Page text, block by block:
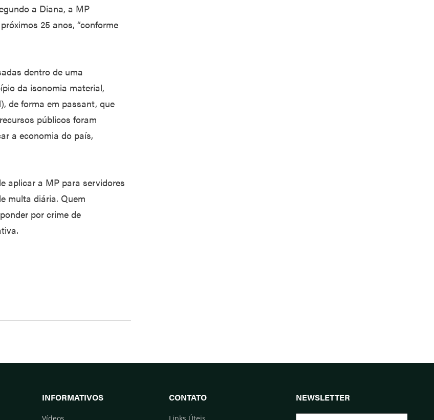
a Diana, a MP
25 anos, “conforme
dentro de uma
da isonomia material,
de forma em passant, que
públicos foram
a economia do país,
aplicar a MP para servidores
multa diária. Quem
por crime de
INFORMATIVOS CONTATO NEWSLETTER